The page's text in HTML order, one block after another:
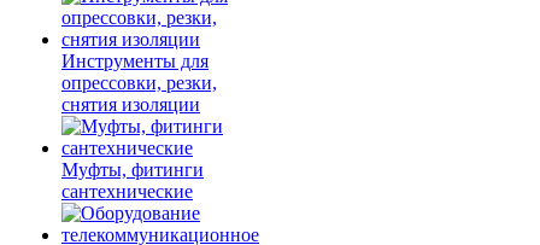
Инструменты для
опрессовки, резки,
снятия изоляции
Муфты, фитинги
сантехнические